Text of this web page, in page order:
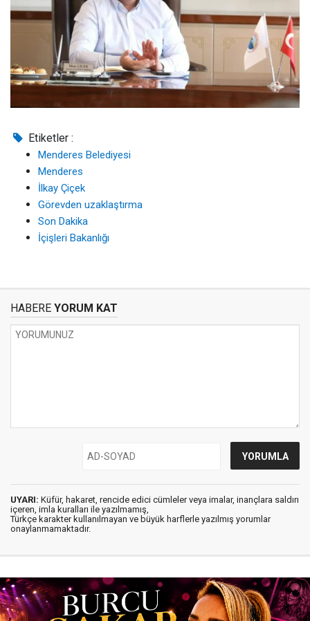
Etiketler :
Menderes Belediyesi
Menderes
İlkay Çiçek
Görevden uzaklaştırma
Son Dakika
İçişleri Bakanlığı
HABERE YORUM KAT
UYARI: Küfür, hakaret, rencide edici cümleler veya imalar, inançlara saldırı
içeren, imla kuralları ile yazılmamış,
Türkçe karakter kullanılmayan ve büyük harflerle yazılmış yorumlar
onaylanmamaktadır.